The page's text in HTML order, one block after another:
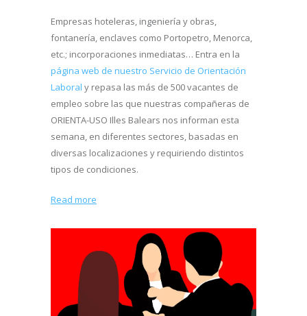
Empresas hoteleras, ingeniería y obras,
fontanería, enclaves como Portopetro, Menorca,
etc.; incorporaciones inmediatas… Entra en la
página web de nuestro Servicio de Orientación
Laboral y repasa las más de 500 vacantes de
empleo sobre las que nuestras compañeras de
ORIENTA-USO Illes Balears nos informan esta
semana, en diferentes sectores, basadas en
diversas localizaciones y requiriendo distintos
tipos de condiciones.
Read more